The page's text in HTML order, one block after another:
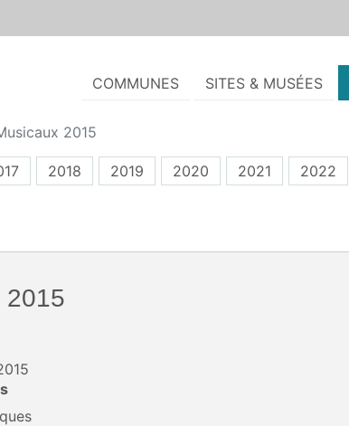
COMMUNES SITES & MUSÉES
2015
2018 2019 2020 2021 2022
2015